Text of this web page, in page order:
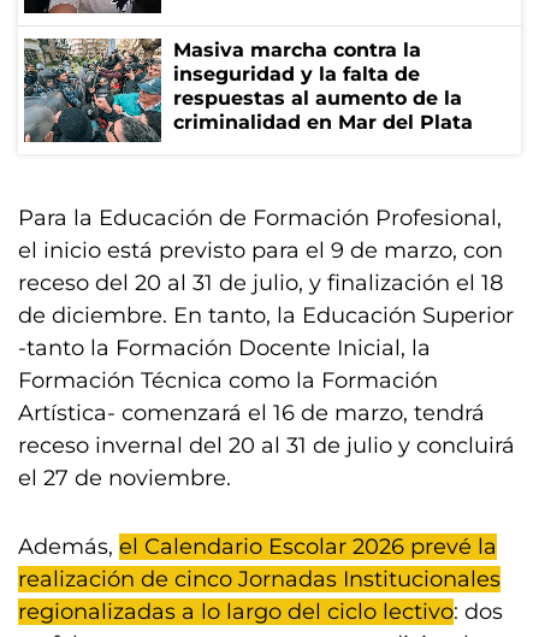
Masiva marcha contra la
inseguridad y la falta de
respuestas al aumento de la
criminalidad en Mar del Plata
Para la Educación de Formación Profesional,
el inicio está previsto para el 9 de marzo, con
receso del 20 al 31 de julio, y finalización el 18
de diciembre. En tanto, la Educación Superior
-tanto la Formación Docente Inicial, la
Formación Técnica como la Formación
Artística- comenzará el 16 de marzo, tendrá
receso invernal del 20 al 31 de julio y concluirá
el 27 de noviembre.
Además, el Calendario Escolar 2026 prevé la
realización de cinco Jornadas Institucionales
regionalizadas a lo largo del ciclo lectivo: dos